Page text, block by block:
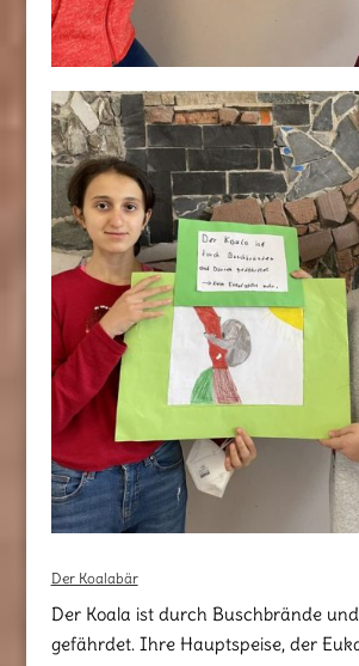
Der Koalabär
Der Koala ist durch Buschbrände
gefährdet. Ihre Hauptspeise, der